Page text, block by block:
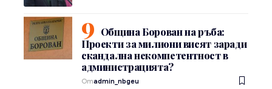
Община Борован на ръба:
Проекти за милиони висят заради
скандална некомпетентност в
администрацията?
Отadmin_nbgeu